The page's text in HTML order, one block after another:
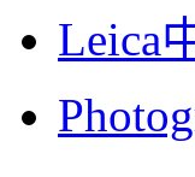
Leica